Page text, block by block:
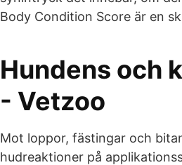
Body Condition Score är en
Hundens och
- Vetzoo
Mot loppor, fästingar och
hudreaktioner på